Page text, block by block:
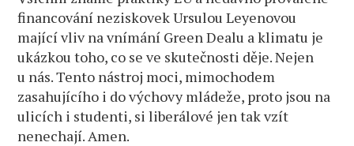
financování neziskovek Ursulou Leyenovou
mající vliv na vnímání Green Dealu a klimatu je
ukázkou toho, co se ve skutečnosti děje. Nejen
u nás. Tento nástroj moci, mimochodem
zasahujícího i do výchovy mládeže, proto jsou na
ulicích i studenti, si liberálové jen tak vzít
nenechají. Amen.